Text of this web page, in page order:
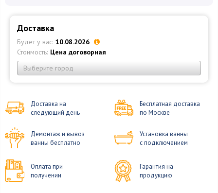
Доставка
Будет у вас: 10.08.2026
Стоимость: Цена договорная
Выберите город
Доставка на
следующий день
Бесплатная доставка
по Москве
Демонтаж и вывоз
ванны бесплатно
Установка ванны
с подключением
Оплата при
получении
Гарантия на
продукцию